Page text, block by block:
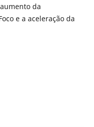
da
e a aceleração da